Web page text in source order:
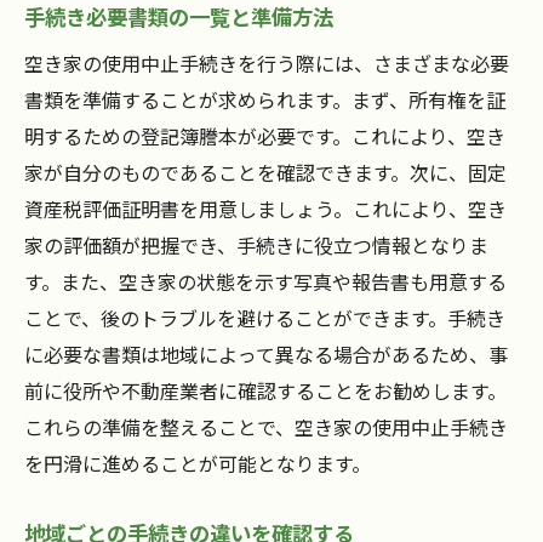
手続き必要書類の一覧と準備方法
空き家の使用中止手続きを行う際には、さまざまな必要
書類を準備することが求められます。まず、所有権を証
明するための登記簿謄本が必要です。これにより、空き
家が自分のものであることを確認できます。次に、固定
資産税評価証明書を用意しましょう。これにより、空き
家の評価額が把握でき、手続きに役立つ情報となりま
す。また、空き家の状態を示す写真や報告書も用意する
ことで、後のトラブルを避けることができます。手続き
に必要な書類は地域によって異なる場合があるため、事
前に役所や不動産業者に確認することをお勧めします。
これらの準備を整えることで、空き家の使用中止手続き
を円滑に進めることが可能となります。
地域ごとの手続きの違いを確認する